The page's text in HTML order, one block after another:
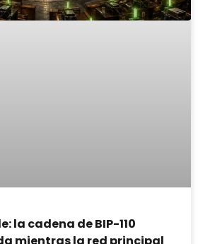
la cadena de BIP-110
mientras la red principal